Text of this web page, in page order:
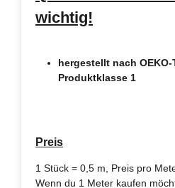
wichtig!
hergestellt nach OEKO-
Produktklasse 1
Preis
1 Stück = 0,5 m, Preis pro
Wenn du 1 Meter kaufen